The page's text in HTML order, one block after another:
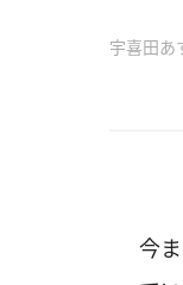
宇喜田あ
今